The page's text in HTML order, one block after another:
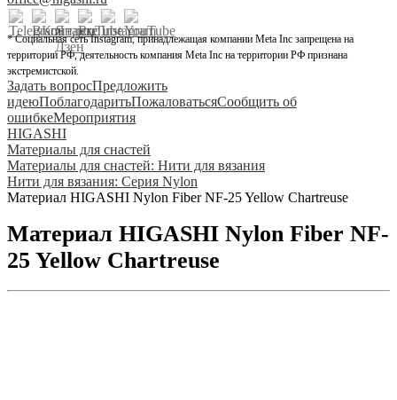
* Социальная сеть Instagram, принадлежащая компании Meta Inc запрещена на
территории РФ, деятельность компания Meta Inc на территории РФ признана
экстремистской.
Задать вопросПредложить
идеюПоблагодаритьПожаловатьсяСообщить об
ошибкеМероприятия
HIGASHI
Материалы для снастей
Материалы для снастей: Нити для вязания
Нити для вязания: Серия Nylon
Материал HIGASHI Nylon Fiber NF-25 Yellow Chartreuse
Материал HIGASHI Nylon Fiber NF-
25 Yellow Chartreuse